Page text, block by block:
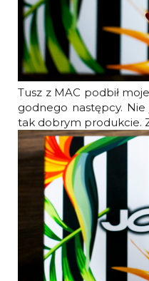
Tusz z MAC podbił
godnego następcy.
tak dobrym produkcie.